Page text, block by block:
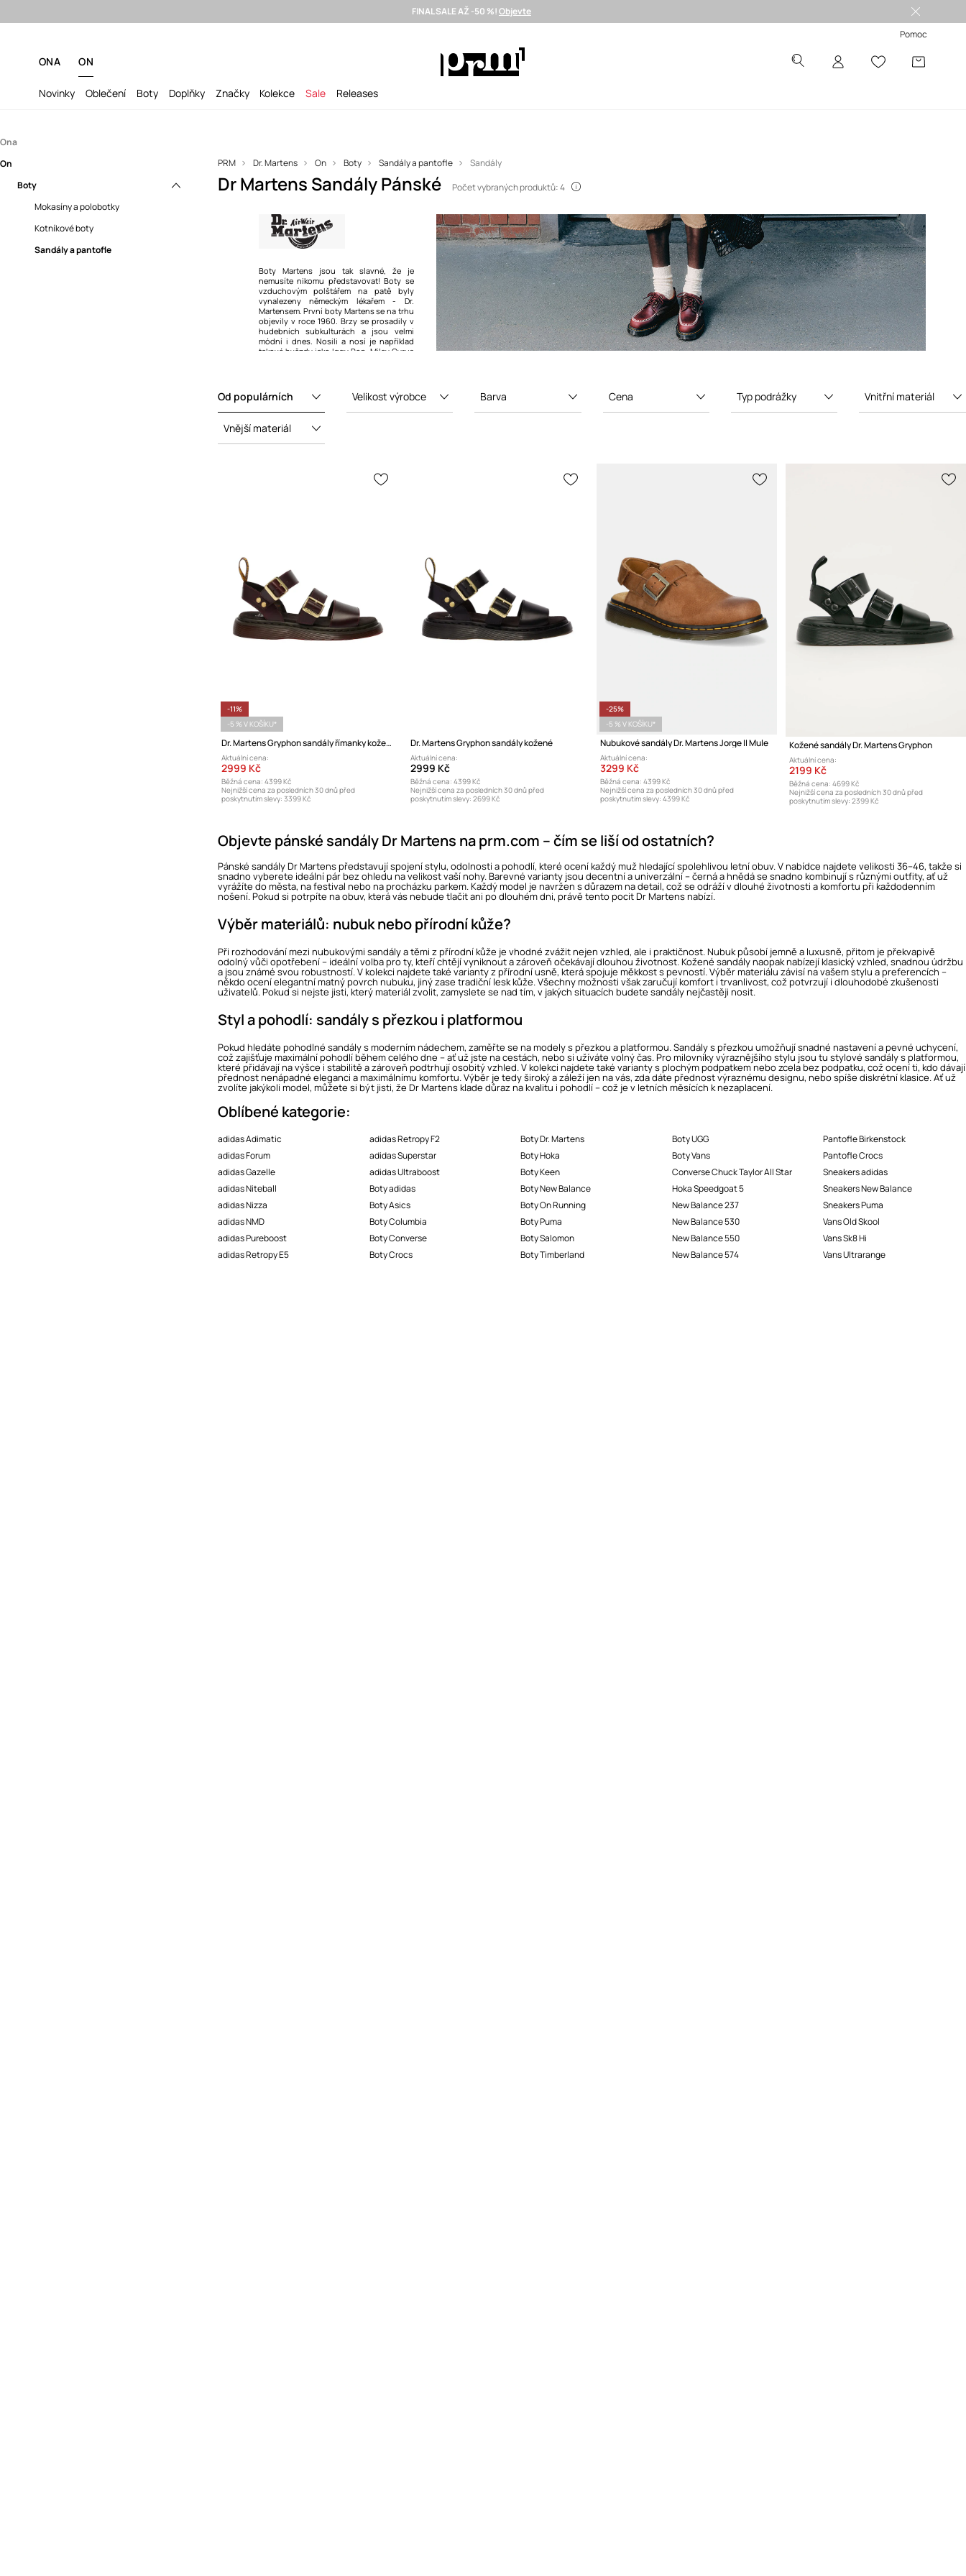
Vybrané prémiové značky >
FINAL SALE AŽ -50 %!Objevte
Pomoc
ONA ON
Novinky Oblečení Boty Doplňky Značky Kolekce Sale Releases
Ona
Kotníkové boty
Mokasíny a polobotky
Sandály a pantofle
Tenisky
On
Boty
Mokasíny a polobotky
Kotníkové boty
Sandály a pantofle
PRM Dr. Martens On Boty Sandály a pantofle Sandály
Dr Martens Sandály Pánské Počet vybraných produktů: 4
Boty Martens jsou tak slavné, že je
nemusíte nikomu představovat! Boty se
vzduchovým polštářem na patě byly
vynalezeny německým lékařem - Dr.
Martensem. První boty Martens se na trhu
objevily v roce 1960. Brzy se prosadily v
hudebních subkulturách a jsou velmi
módní i dnes. Nosili a nosí je například
takové hvězdy jako Iggy Pop, Miley Cyrus
Od populárních Velikost výrobce Barva Cena Typ podrážky Vnitřní materiál
Vnější materiál
-11%
-5 % V KOŠÍKU*
Dr. Martens Gryphon sandály římanky kožené
Aktuální cena:
2999 Kč
Běžná cena: 4399 Kč
Nejnižší cena za posledních 30 dnů před
poskytnutím slevy: 3399 Kč
Dr. Martens Gryphon sandály kožené
Aktuální cena:
2999 Kč
Běžná cena: 4399 Kč
Nejnižší cena za posledních 30 dnů před
poskytnutím slevy: 2699 Kč
-25%
-5 % V KOŠÍKU*
Nubukové sandály Dr. Martens Jorge II Mule
Aktuální cena:
3299 Kč
Běžná cena: 4399 Kč
Nejnižší cena za posledních 30 dnů před
poskytnutím slevy: 4399 Kč
Kožené sandály Dr. Martens Gryphon
Aktuální cena:
2199 Kč
Běžná cena: 4699 Kč
Nejnižší cena za posledních 30 dnů před
poskytnutím slevy: 2399 Kč
Objevte pánské sandály Dr Martens na prm.com – čím se liší od ostatních?
Pánské sandály Dr Martens představují spojení stylu, odolnosti a pohodlí, které ocení každý muž hledající spolehlivou letní obuv. V nabídce najdete velikosti 36–46, takže si
snadno vyberete ideální pár bez ohledu na velikost vaší nohy. Barevné varianty jsou decentní a univerzální – černá a hnědá se snadno kombinují s různými outfity, ať už
vyrážíte do města, na festival nebo na procházku parkem. Každý model je navržen s důrazem na detail, což se odráží v dlouhé životnosti a komfortu při každodenním
nošení. Pokud si potrpíte na obuv, která vás nebude tlačit ani po dlouhém dni, právě tento pocit Dr Martens nabízí.
Výběr materiálů: nubuk nebo přírodní kůže?
Při rozhodování mezi nubukovými sandály a těmi z přírodní kůže je vhodné zvážit nejen vzhled, ale i praktičnost. Nubuk působí jemně a luxusně, přitom je překvapivě
odolný vůči opotřebení – ideální volba pro ty, kteří chtějí vyniknout a zároveň očekávají dlouhou životnost. Kožené sandály naopak nabízejí klasický vzhled, snadnou údržbu
a jsou známé svou robustností. V kolekci najdete také varianty z přírodní usně, která spojuje měkkost s pevností. Výběr materiálu závisí na vašem stylu a preferencích –
někdo ocení elegantní matný povrch nubuku, jiný zase tradiční lesk kůže. Všechny možnosti však zaručují komfort i trvanlivost, což potvrzují i dlouhodobé zkušenosti
uživatelů. Pokud si nejste jisti, který materiál zvolit, zamyslete se nad tím, v jakých situacích budete sandály nejčastěji nosit.
Styl a pohodlí: sandály s přezkou i platformou
Pokud hledáte pohodlné sandály s moderním nádechem, zaměřte se na modely s přezkou a platformou. Sandály s přezkou umožňují snadné nastavení a pevné uchycení,
což zajišťuje maximální pohodlí během celého dne – ať už jste na cestách, nebo si užíváte volný čas. Pro milovníky výraznějšího stylu jsou tu stylové sandály s platformou,
které přidávají na výšce i stabilitě a zároveň podtrhují osobitý vzhled. V kolekci najdete také varianty s plochým podpatkem nebo zcela bez podpatku, což ocení ti, kdo dávají
přednost nenápadné eleganci a maximálnímu komfortu. Výběr je tedy široký a záleží jen na vás, zda dáte přednost výraznému designu, nebo spíše diskrétní klasice. Ať už
zvolíte jakýkoli model, můžete si být jisti, že Dr Martens klade důraz na kvalitu i pohodlí – což je v letních měsících k nezaplacení.
Oblíbené kategorie:
adidas Adimatic
adidas Forum
adidas Gazelle
adidas Niteball
adidas Nizza
adidas NMD
adidas Pureboost
adidas Retropy E5
adidas Retropy F2
adidas Superstar
adidas Ultraboost
Boty adidas
Boty Asics
Boty Columbia
Boty Converse
Boty Crocs
Boty Dr. Martens
Boty Hoka
Boty Keen
Boty New Balance
Boty On Running
Boty Puma
Boty Salomon
Boty Timberland
Boty UGG
Boty Vans
Converse Chuck Taylor All Star
Hoka Speedgoat 5
New Balance 237
New Balance 530
New Balance 550
New Balance 574
Pantofle Birkenstock
Pantofle Crocs
Sneakers adidas
Sneakers New Balance
Sneakers Puma
Vans Old Skool
Vans Sk8 Hi
Vans Ultrarange